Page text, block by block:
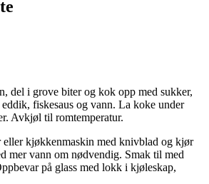
del i grove biter og kok opp med sukker,
fiskesaus og vann. La koke under
Avkjøl til romtemperatur.
eller kjøkkenmaskin med knivblad og kjør
mer vann om nødvendig. Smak til med
på glass med lokk i kjøleskap,